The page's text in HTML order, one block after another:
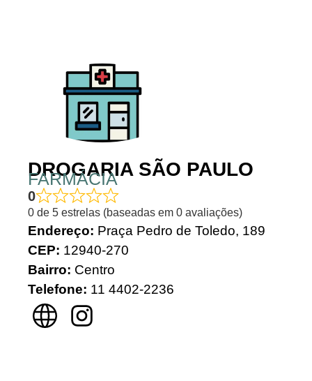
DROGARIA SÃO PAULO
FARMÁCIA
0
0 de 5 estrelas (baseadas em 0 avaliações)
Endereço: Praça Pedro de Toledo, 189
CEP: 12940-270
Bairro: Centro
Telefone: 11 4402-2236